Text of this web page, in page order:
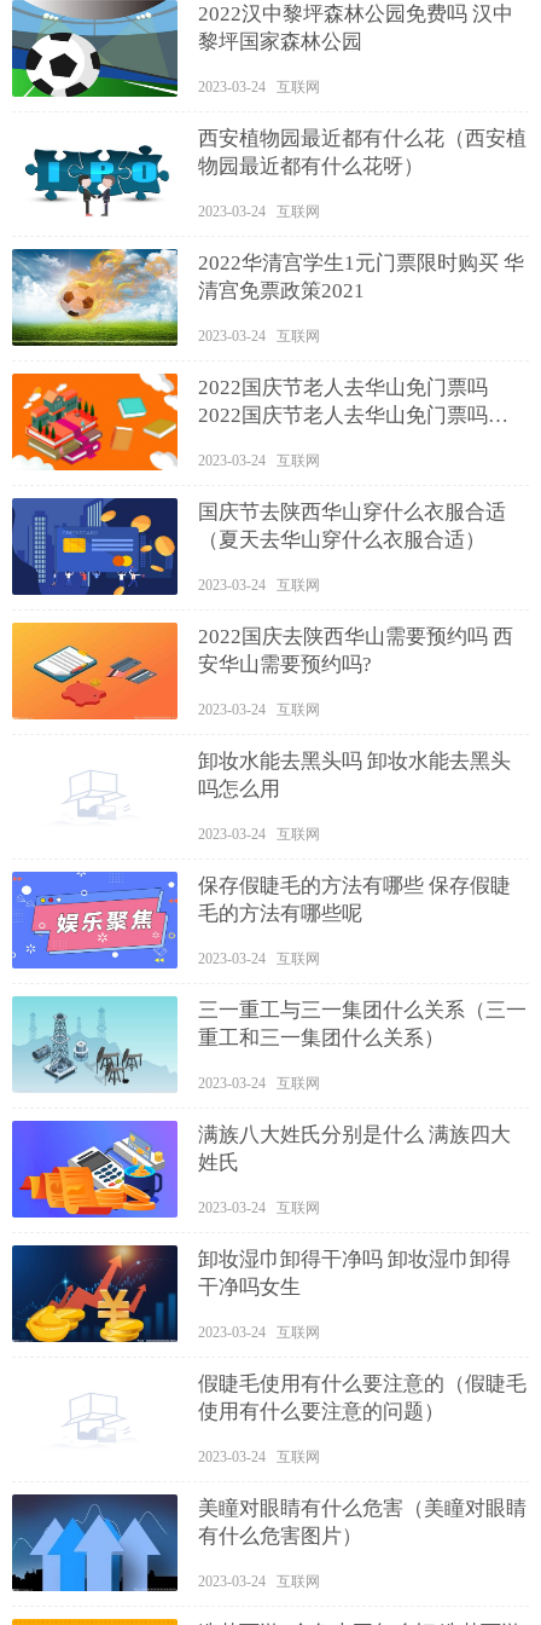
2022汉中黎坪森林公园免费吗 汉中
黎坪国家森林公园
2023-03-24 互联网
西安植物园最近都有什么花（西安植
物园最近都有什么花呀）
2023-03-24 互联网
2022华清宫学生1元门票限时购买 华
清宫免票政策2021
2023-03-24 互联网
2022国庆节老人去华山免门票吗
2022国庆节老人去华山免门票吗现
2023-03-24 互联网
国庆节去陕西华山穿什么衣服合适
（夏天去华山穿什么衣服合适）
2023-03-24 互联网
2022国庆去陕西华山需要预约吗 西
安华山需要预约吗?
2023-03-24 互联网
卸妆水能去黑头吗 卸妆水能去黑头
吗怎么用
2023-03-24 互联网
保存假睫毛的方法有哪些 保存假睫
毛的方法有哪些呢
2023-03-24 互联网
三一重工与三一集团什么关系（三一
重工和三一集团什么关系）
2023-03-24 互联网
满族八大姓氏分别是什么 满族四大
姓氏
2023-03-24 互联网
卸妆湿巾卸得干净吗 卸妆湿巾卸得
干净吗女生
2023-03-24 互联网
假睫毛使用有什么要注意的（假睫毛
使用有什么要注意的问题）
2023-03-24 互联网
美瞳对眼睛有什么危害（美瞳对眼睛
有什么危害图片）
2023-03-24 互联网